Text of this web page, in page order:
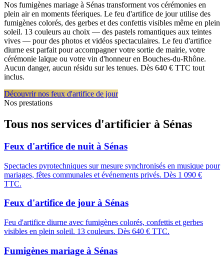
Nos fumigènes mariage à Sénas transforment vos cérémonies en
plein air en moments féeriques. Le feu d'artifice de jour utilise des
fumigènes colorés, des gerbes et des confettis visibles même en plein
soleil. 13 couleurs au choix — des pastels romantiques aux teintes
vives — pour des photos et vidéos spectaculaires. Le feu d'artifice
diurne est parfait pour accompagner votre sortie de mairie, votre
cérémonie laïque ou votre vin d'honneur en Bouches-du-Rhône.
Aucun danger, aucun résidu sur les tenues. Dès 640 € TTC tout
inclus.
Découvrir nos feux d'artifice de jour
Nos prestations
Tous nos services d'artificier à Sénas
Feux d'artifice de nuit à Sénas
Spectacles pyrotechniques sur mesure synchronisés en musique pour
mariages, fêtes communales et événements privés. Dès 1 090 €
TTC.
Feux d'artifice de jour à Sénas
Feu d'artifice diurne avec fumigènes colorés, confettis et gerbes
visibles en plein soleil. 13 couleurs. Dès 640 € TTC.
Fumigènes mariage à Sénas